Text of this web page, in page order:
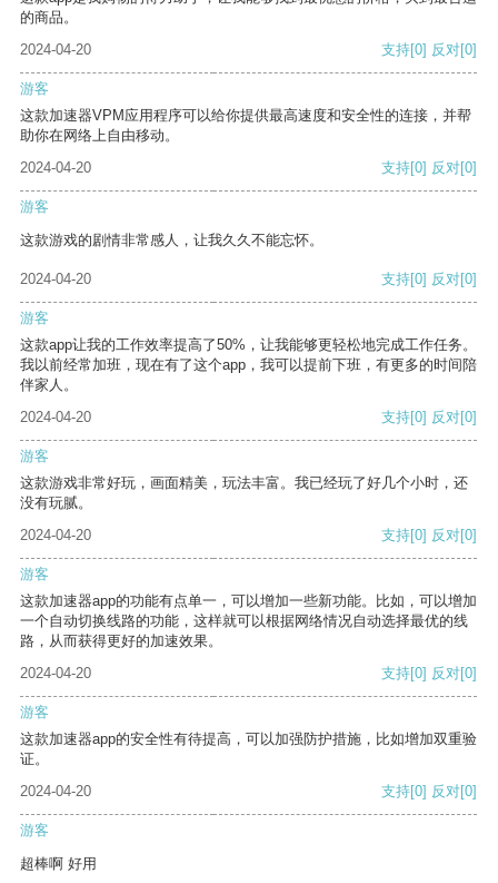
的商品。
2024-04-20
支持[0] 反对[0]
游客
这款加速器VPM应用程序可以给你提供最高速度和安全性的连接，并帮
助你在网络上自由移动。
2024-04-20
支持[0] 反对[0]
游客
这款游戏的剧情非常感人，让我久久不能忘怀。
2024-04-20 支持[0] 反对[0]
游客
这款app让我的工作效率提高了50%，让我能够更轻松地完成工作任务。
我以前经常加班，现在有了这个app，我可以提前下班，有更多的时间陪
伴家人。
2024-04-20
支持[0] 反对[0]
游客
这款游戏非常好玩，画面精美，玩法丰富。我已经玩了好几个小时，还
没有玩腻。
2024-04-20
支持[0] 反对[0]
游客
这款加速器app的功能有点单一，可以增加一些新功能。比如，可以增加
一个自动切换线路的功能，这样就可以根据网络情况自动选择最优的线
路，从而获得更好的加速效果。
2024-04-20
支持[0] 反对[0]
游客
这款加速器app的安全性有待提高，可以加强防护措施，比如增加双重验
证。
2024-04-20
支持[0] 反对[0]
游客
超棒啊 好用